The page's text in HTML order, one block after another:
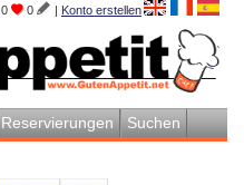
0 0 | Konto erstellen
Reservierungen Suchen